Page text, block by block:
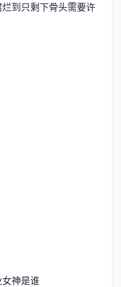
到只剩下骨头需要许
神是谁